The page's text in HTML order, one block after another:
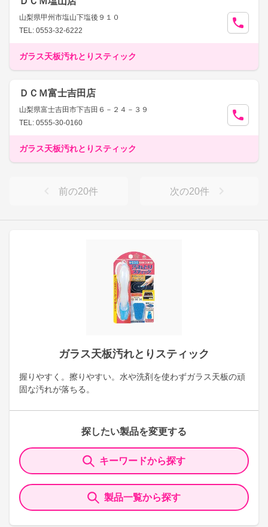
ガラス天板汚れとりスティック
握りやすく。擦りやすい。水や洗剤を使わずガラス天板の頑
固な汚れが落ちる。
探したい製品を変更する
キーワードから探す
製品一覧から探す
山梨県甲州市塩山下塩後９１０
TEL: 0553-32-6222
ガラス天板汚れとりスティック
ＤＣＭ富士吉田店
山梨県富士吉田市下吉田６－２４－３９
TEL: 0555-30-0160
ガラス天板汚れとりスティック
前の20件 次の20件